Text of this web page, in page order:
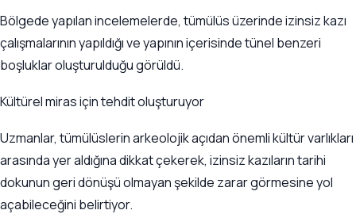
Bölgede yapılan incelemelerde, tümülüs üzerinde izinsiz kazı
çalışmalarının yapıldığı ve yapının içerisinde tünel benzeri
boşluklar oluşturulduğu görüldü.
Kültürel miras için tehdit oluşturuyor
Uzmanlar, tümülüslerin arkeolojik açıdan önemli kültür varlıkları
arasında yer aldığına dikkat çekerek, izinsiz kazıların tarihi
dokunun geri dönüşü olmayan şekilde zarar görmesine yol
açabileceğini belirtiyor.